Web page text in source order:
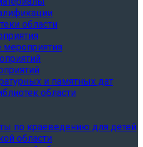
области
и памятных дат
области
по краеведению для детей
области